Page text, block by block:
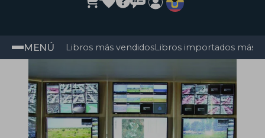
MENÚ Libros más vendidosLibros importados más